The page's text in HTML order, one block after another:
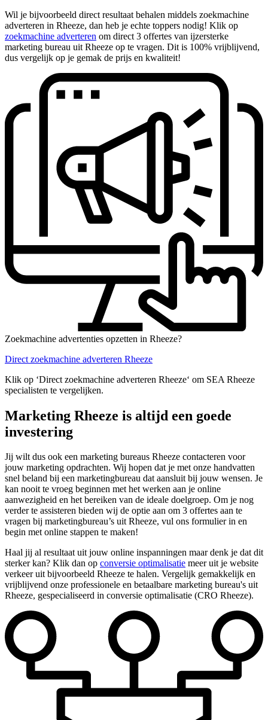
Wil je bijvoorbeeld direct resultaat behalen middels zoekmachine
adverteren in Rheeze, dan heb je echte toppers nodig! Klik op
zoekmachine adverteren om direct 3 offertes van ijzersterke
marketing bureau uit Rheeze op te vragen. Dit is 100% vrijblijvend,
dus vergelijk op je gemak de prijs en kwaliteit!
Zoekmachine advertenties opzetten in Rheeze?
Direct zoekmachine adverteren Rheeze
Klik op ‘Direct zoekmachine adverteren Rheeze‘ om SEA Rheeze
specialisten te vergelijken.
Marketing Rheeze is altijd een goede
investering
Jij wilt dus ook een marketing bureaus Rheeze contacteren voor
jouw marketing opdrachten. Wij hopen dat je met onze handvatten
snel beland bij een marketingbureau dat aansluit bij jouw wensen. Je
kan nooit te vroeg beginnen met het werken aan je online
aanwezigheid en het bereiken van de ideale doelgroep. Om je nog
verder te assisteren bieden wij de optie aan om 3 offertes aan te
vragen bij marketingbureau’s uit Rheeze, vul ons formulier in en
begin met online stappen te maken!
Haal jij al resultaat uit jouw online inspanningen maar denk je dat dit
sterker kan? Klik dan op conversie optimalisatie meer uit je website
verkeer uit bijvoorbeeld Rheeze te halen. Vergelijk gemakkelijk en
vrijblijvend onze professionele en betaalbare marketing bureau's uit
Rheeze, gespecialiseerd in conversie optimalisatie (CRO Rheeze).